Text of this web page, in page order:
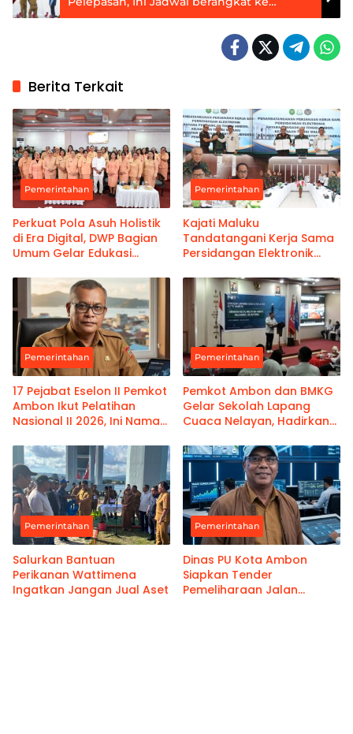
Jeddah
Berita Terkait
Pemerintahan
Perkuat Pola Asuh Holistik
di Era Digital, DWP Bagian
Umum Gelar Edukasi
Pemerintahan
Kajati Maluku
Tandatangani Kerja Sama
Persidangan Elektronik
Kanwil Pemasyarakatan
Maluku
Pemerintahan
17 Pejabat Eselon II Pemkot
Ambon Ikut Pelatihan
Nasional II 2026, Ini Nama-
Pemerintahan
Pemkot Ambon dan BMKG
Gelar Sekolah Lapang
Cuaca Nelayan, Hadirkan
Pemerintahan
Salurkan Bantuan
Perikanan Wattimena
Ingatkan Jangan Jual Aset
Pemerintahan
Dinas PU Kota Ambon
Siapkan Tender
Pemeliharaan Jalan